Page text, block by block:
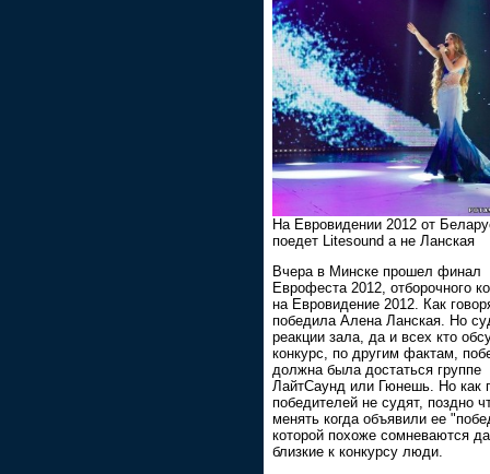
На Евровидении 2012 от
поедет Litesound а не Ланская
Вчера в Минске прошел финал
Еврофеста 2012, отборочного
на Евровидение 2012. Как
победила Алена Ланская. Но
реакции зала, да и всех кто
конкурс, по другим фактам,
должна была достаться группе
ЛайтСаунд или Гюнешь. Но как
победителей не судят, поздно
менять когда объявили ее
которой похоже сомневаются
близкие к конкурсу люди.